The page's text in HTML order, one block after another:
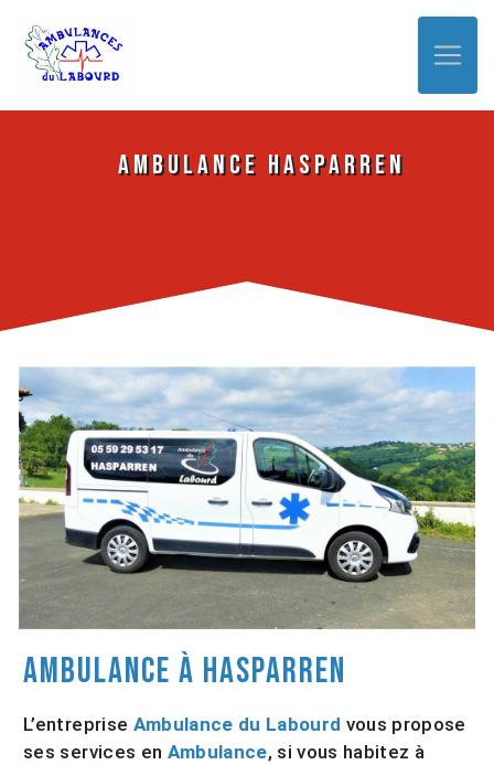
Ambulance Hasparren
Ambulance à Hasparren
L’entreprise Ambulance du Labourd vous propose
ses services en Ambulance, si vous habitez à